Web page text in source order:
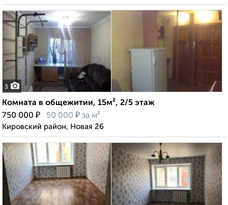
3
Комната в общежитии, 15м², 2/5 этаж
750 000 ₽ 50 000 ₽ за м²
Кировский район, Новая 26